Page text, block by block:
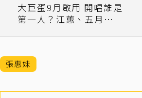
大巨蛋9月啟用 開唱誰是
第一人？江蕙、五月天都
張惠妹